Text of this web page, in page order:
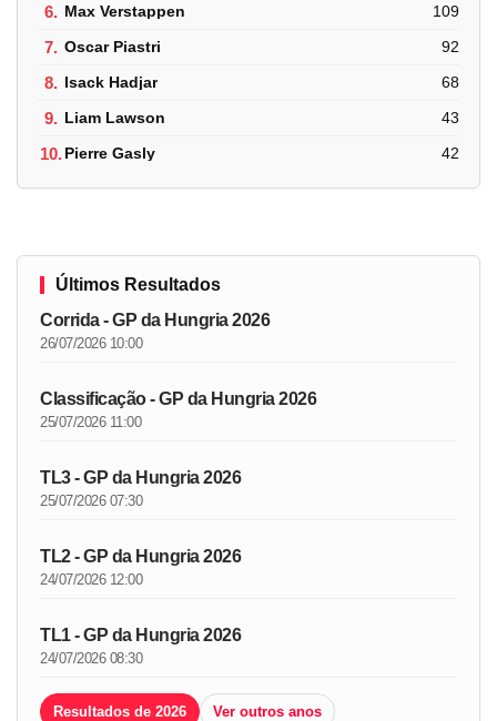
6. Max Verstappen 109
7. Oscar Piastri 92
8. Isack Hadjar 68
9. Liam Lawson 43
10.Pierre Gasly 42
Últimos Resultados
Corrida - GP da Hungria 2026
26/07/2026 10:00
Classificação - GP da Hungria 2026
25/07/2026 11:00
TL3 - GP da Hungria 2026
25/07/2026 07:30
TL2 - GP da Hungria 2026
24/07/2026 12:00
TL1 - GP da Hungria 2026
24/07/2026 08:30
Resultados de 2026 Ver outros anos